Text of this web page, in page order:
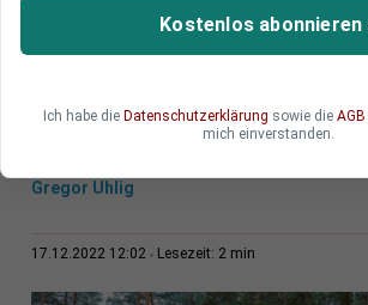
Stützpunkt in Estland stationiert,
Kilometer von der Grenze zu
Gregor Uhlig
17.12.2022 12:02 Lesezeit: 2 min
Kostenlos abonnieren
Ich habe die Datenschutzerklärung sowie die AGB
mich einverstanden.